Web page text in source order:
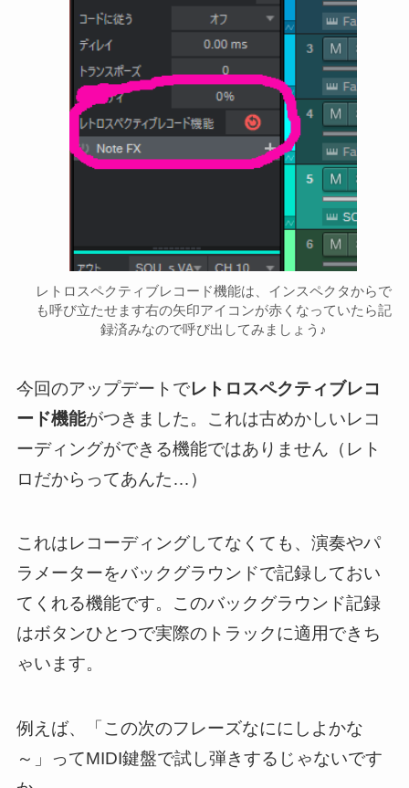
レトロスペクティブレコード機能は、インスペクタからで
も呼び立たせます右の矢印アイコンが赤くなっていたら記
録済みなので呼び出してみましょう♪
今回のアップデートでレトロスペクティブレコ
ード機能がつきました。これは古めかしいレコ
ーディングができる機能ではありません（レト
ロだからってあんた…）
これはレコーディングしてなくても、演奏やパ
ラメーターをバックグラウンドで記録しておい
てくれる機能です。このバックグラウンド記録
はボタンひとつで実際のトラックに適用できち
ゃいます。
例えば、「この次のフレーズなににしよかな
～」ってMIDI鍵盤で試し弾きするじゃないです